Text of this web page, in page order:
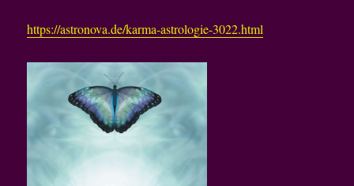
https://astronova.de/karma-astrologie-3022.html